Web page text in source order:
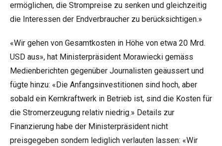
ermöglichen, die Strompreise zu senken und gleichzeitig
die Interessen der Endverbraucher zu berücksichtigen.»
«Wir gehen von Gesamtkosten in Höhe von etwa 20 Mrd.
USD aus», hat Ministerpräsident Morawiecki gemäss
Medienberichten gegenüber Journalisten geäussert und
fügte hinzu: «Die Anfangsinvestitionen sind hoch, aber
sobald ein Kernkraftwerk in Betrieb ist, sind die Kosten für
die Stromerzeugung relativ niedrig.» Details zur
Finanzierung habe der Ministerpräsident nicht
preisgegeben sondern lediglich verlauten lassen: «Wir